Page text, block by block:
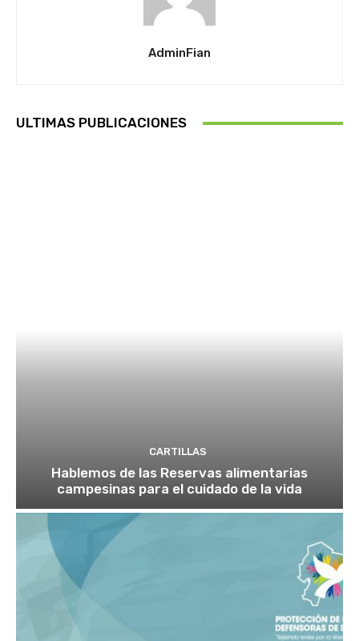
AdminFian
ULTIMAS PUBLICACIONES
CARTILLAS
Hablemos de las Reservas alimentarias
campesinas para el cuidado de la vida